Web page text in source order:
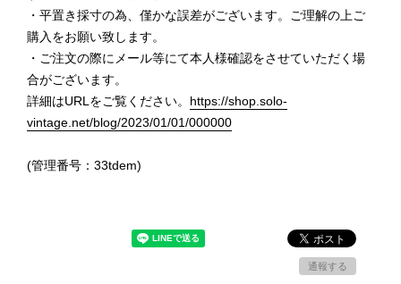
・平置き採寸の為、僅かな誤差がございます。ご理解の上ご
購入をお願い致します。
・ご注文の際にメール等にて本人様確認をさせていただく場
合がございます。
詳細はURLをご覧ください。 https://shop.solo-
vintage.net/blog/2023/01/01/000000
(管理番号：33tdem)
通報する